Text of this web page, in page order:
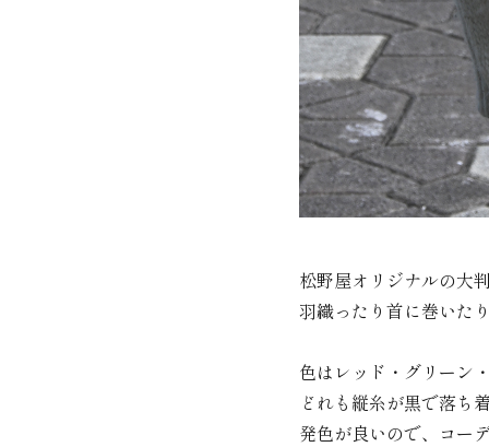
松野屋オリジナルの大
羽織ったり首に巻いた
色はレッド・グリーン
どれも縦糸が黒で落ち
発色が良いので、コー